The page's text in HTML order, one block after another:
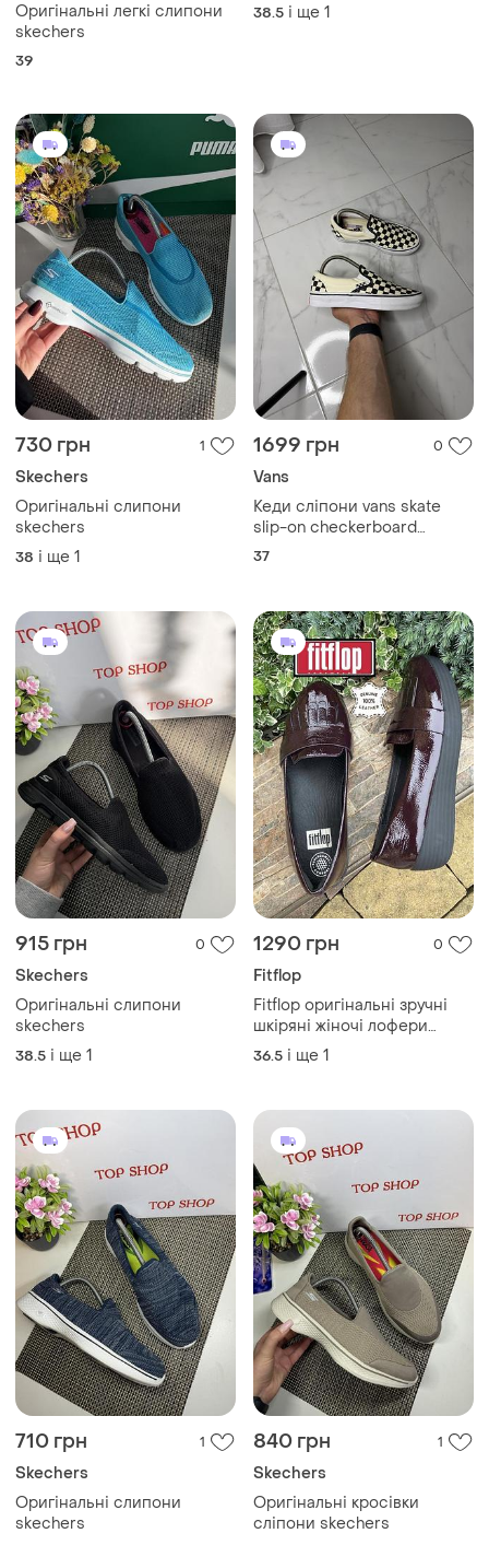
730 грн 1
Skechers
Оригінальні слипони
skechers
38 і ще 1
1699 грн
Vans
Кеди сліпони vans skate
slip-on checkerboard
(розмір 37 / 23.5 см)
37
915 грн 0
Skechers
Оригінальні слипони
skechers
38.5 і ще 1
1290 грн
Fitflop
Fitflop оригінальні зручні
шкіряні жіночі лофери
мокасини сліпони
натуральна шкіра оригінал
36.5 і ще 1
710 грн 1
Skechers
Оригінальні слипони
skechers
39
840 грн 1
Skechers
Оригінальні кросівки
сліпони skechers
38
Завантажуйте додаток